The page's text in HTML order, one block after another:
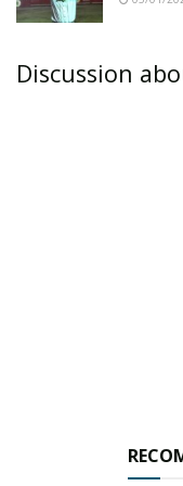
cohecho para
“pero es
momento
nada sobre
Discussion